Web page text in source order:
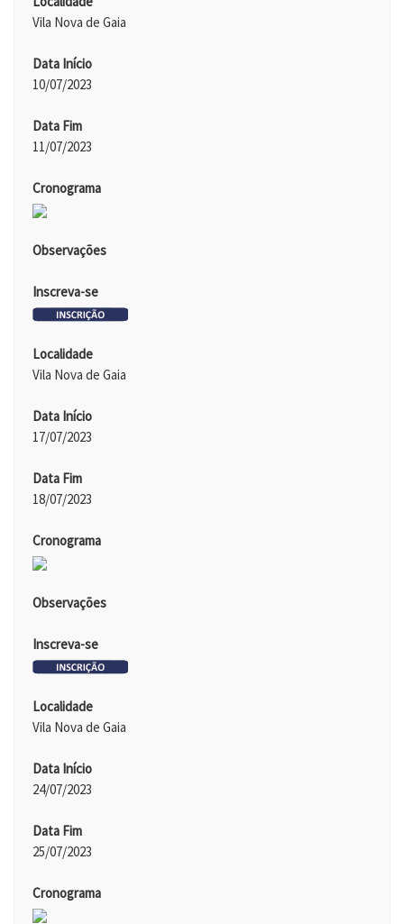
Vila Nova de Gaia
Data Início
10/07/2023
Data Fim
11/07/2023
Cronograma
Observações
Inscreva-se
Localidade
Vila Nova de Gaia
Data Início
17/07/2023
Data Fim
18/07/2023
Cronograma
Observações
Inscreva-se
Localidade
Vila Nova de Gaia
Data Início
24/07/2023
Data Fim
25/07/2023
Cronograma